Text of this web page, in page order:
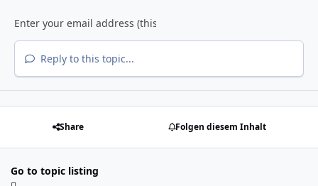
Reply to this topic...
Share Folgen diesem Inhalt
Go to topic listing